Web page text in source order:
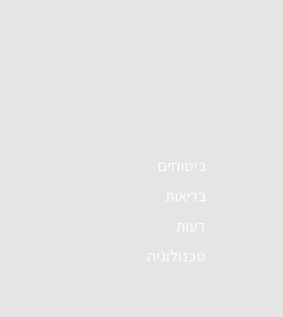
ביטוחים
בריאות
דעות
טכנולוגיה